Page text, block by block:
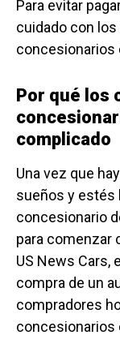
Para evitar
cuidado con
concesionarios
Por qué los
complicado
Una vez que
sueños y estés
concesionario
para comenzar
US News Cars,
compra de un
compradores
concesionarios